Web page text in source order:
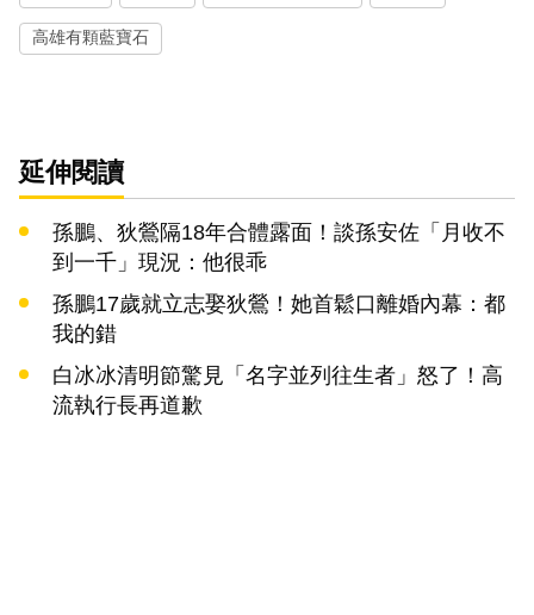
高雄有顆藍寶石
延伸閱讀
孫鵬、狄鶯隔18年合體露面！談孫安佐「月收不
到一千」現況：他很乖
孫鵬17歲就立志娶狄鶯！她首鬆口離婚內幕：都
我的錯
白冰冰清明節驚見「名字並列往生者」怒了！高
流執行長再道歉